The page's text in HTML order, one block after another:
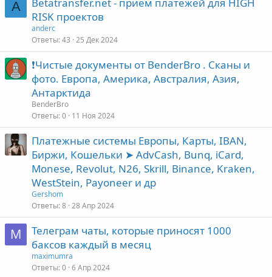
A
Betatransfer.net - прием платежей для HIGH
RISK проектов
anderc
Ответы 43 25 Дек 2024
❗️Чистые документы от BenderBro . Сканы и
фото. Европа, Америка, Австралия, Азия,
Антарктида
BenderBro
Ответы 0 11 Ноя 2024
Платежные системы Европы, Карты, IBAN,
Биржи, Кошельки ➤ AdvCash, Bunq, iCard,
Monese, Revolut, N26, Skrill, Binance, Kraken,
WestStein, Payoneer и др
Gershom
Ответы 8 28 Апр 2024
M
Телеграм чаты, которые приносят 1000
баксов каждый в месяц
maximumra
Ответы 0 6 Апр 2024